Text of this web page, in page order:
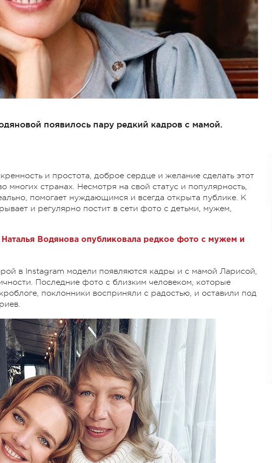
появилось пару редкий кадров с мамой.
и простота, доброе сердце и желание сделать этот
странах. Несмотря на свой статус и популярность,
помогает нуждающимся и всегда открыта публике. К
и регулярно постит в сети фото с детьми, мужем,
Наталья Водянова опубликовала редкое фото с мужем и
в Instagram модели появляются кадры и с мамой Ларисой,
Последние фото с близким человеком, которые
поклонники восприняли с радостью, и оставили под